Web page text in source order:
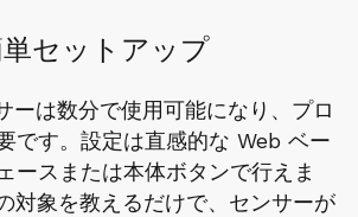
セットアップ
ーは数分で使用可能になり、プロ
です。設定は直感的な Web ベー
ースまたは本体ボタンで行えま
対象を教えるだけで、センサーが